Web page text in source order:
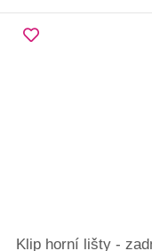
Klip horní lišty -